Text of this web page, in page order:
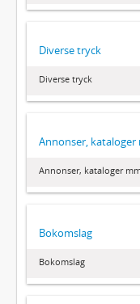
Diverse tryck
Diverse tryck
Annonser, kataloger
Annonser, kataloger
Bokomslag
Bokomslag